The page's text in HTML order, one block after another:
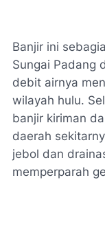
Banjir ini
Sungai Padang
debit airnya
wilayah hulu.
banjir kiriman
daerah
jebol dan
memperparah